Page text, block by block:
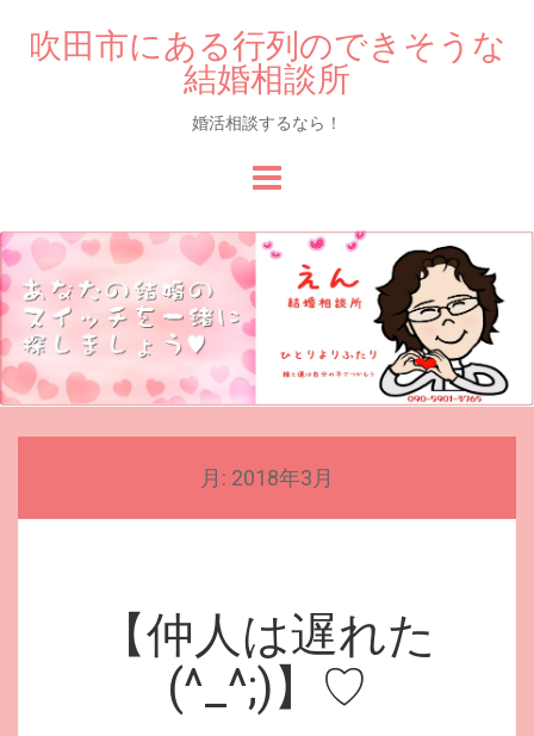
吹田市にある行列のできそうな
結婚相談所
婚活相談するなら！
to
content
月: 2018年3月
【仲人は遅れた
(^_^;)】♡